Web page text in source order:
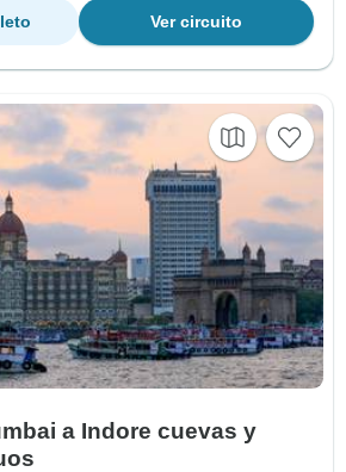
Ver circuito
a Indore cuevas y